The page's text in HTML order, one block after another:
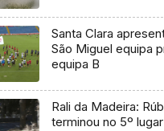
Santa Clara
São Miguel equipa
equipa B
Rali da Madeira:
terminou no 5º